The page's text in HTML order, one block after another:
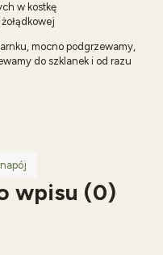
w kostkę
mocno podgrzewamy,
do szklanek i od razu
wpisu (0)